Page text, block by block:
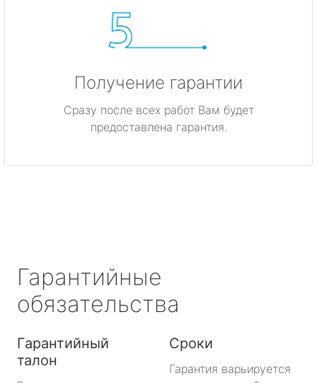
Получение гарантии
Сразу после всех работ Вам будет
предоставлена гарантия.
Гарантийные
обязательства
Гарантийный
талон
Сроки
Гарантия варьируется